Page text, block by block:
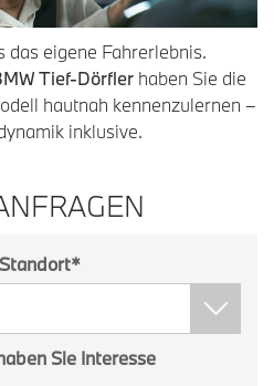
das eigene Fahrerlebnis.
Tief-Dörfler haben Sie die
hautnah kennenzulernen –
inklusive.
*
Sie Interesse